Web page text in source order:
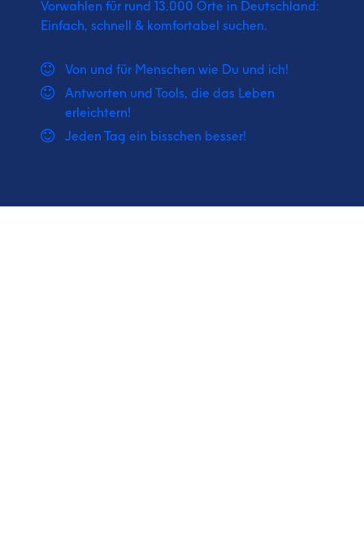
Vorwahlen für rund 13.000 Orte in Deutschland:
Einfach, schnell & komfortabel suchen.
Von und für Menschen wie Du und ich!
Antworten und Tools, die das Leben
erleichtern!
Jeden Tag ein bisschen besser!